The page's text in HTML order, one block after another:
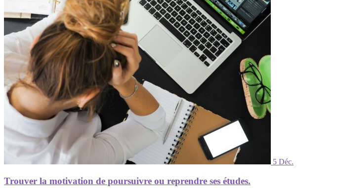
5 Déc.
Trouver la motivation de poursuivre ou reprendre ses études.